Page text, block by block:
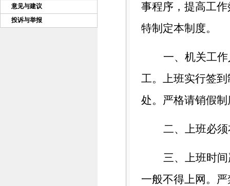
广德市红十字会2024年造血干细胞捐献倡议书 04-28
意见与建议
投诉与举报
事程序，提高工
特制定本制度。
一、机关工
工。上班实行签
处。严格请销假制
二、上班必
三、上班时
一般不得上网。